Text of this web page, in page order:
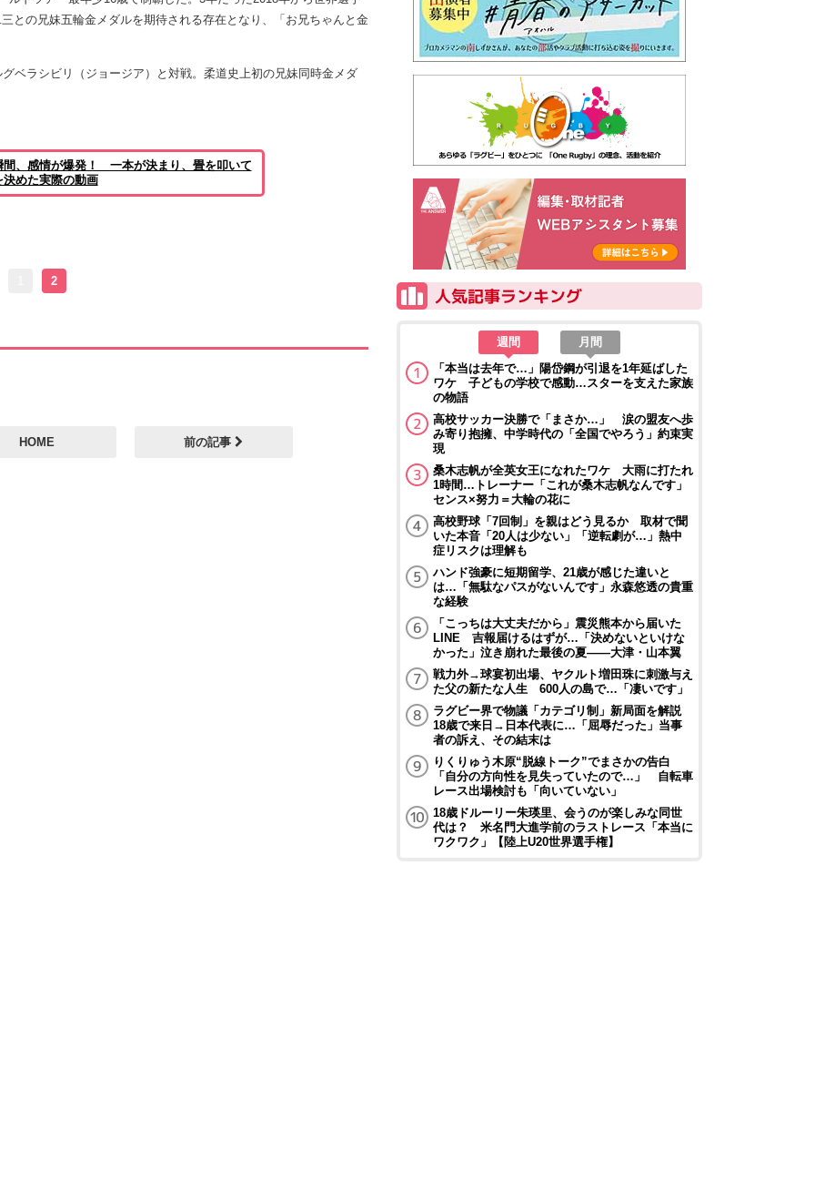
との兄妹五輪金メダルを期待される存在となり、「お兄ちゃんと金
ラシビリ（ジョージア）と対戦。柔道史上初の兄妹同時金メダ
間、感情が爆発！ 一本が決まり、畳を叩いて
めた実際の動画
2
HOME 前の記事
週間
月間
「本当は去年で…」陽岱鋼が引退を1年延ばした
ワケ 子どもの学校で感動…スターを支えた家族
の物語
高校サッカー決勝で「まさか…」 涙の盟友へ歩
み寄り抱擁、中学時代の「全国でやろう」約束実
現
桑木志帆が全英女王になれたワケ 大雨に打たれ
1時間…トレーナー「これが桑木志帆なんです」
センス×努力＝大輪の花に
高校野球「7回制」を親はどう見るか 取材で聞
いた本音「20人は少ない」「逆転劇が…」熱中
症リスクは理解も
ハンド強豪に短期留学、21歳が感じた違いと
は…「無駄なパスがないんです」永森悠透の貴重
な経験
「こっちは大丈夫だから」震災熊本から届いた
LINE 吉報届けるはずが…「決めないといけな
かった」泣き崩れた最後の夏――大津・山本翼
戦力外→球宴初出場、ヤクルト増田珠に刺激与え
た父の新たな人生 600人の島で…「凄いです」
ラグビー界で物議「カテゴリ制」新局面を解説
18歳で来日→日本代表に…「屈辱だった」当事
者の訴え、その結末は
りくりゅう木原“脱線トーク”でまさかの告白
「自分の方向性を見失っていたので…」 自転車
レース出場検討も「向いていない」
18歳ドルーリー朱瑛里、会うのが楽しみな同世
代は？ 米名門大進学前のラストレース「本当に
ワクワク」【陸上U20世界選手権】